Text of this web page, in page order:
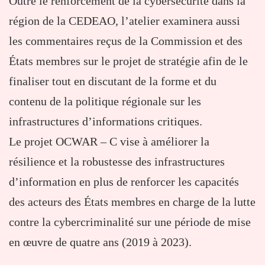
région de la CEDEAO, l’atelier examinera aussi
les commentaires reçus de la Commission et des
États membres sur le projet de stratégie afin de le
finaliser tout en discutant de la forme et du
contenu de la politique régionale sur les
infrastructures d’informations critiques.
Le projet OCWAR – C vise à améliorer la
résilience et la robustesse des infrastructures
d’information en plus de renforcer les capacités
des acteurs des États membres en charge de la lutte
contre la cybercriminalité sur une période de mise
en œuvre de quatre ans (2019 à 2023).